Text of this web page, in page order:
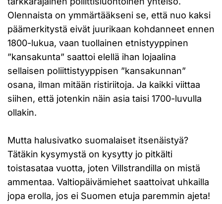
Olennaista on ymmärtääkseni se, että nuo kaksi
päämerkitystä eivät juurikaan kohdanneet ennen
1800-lukua, vaan tuollainen etnistyyppinen
”kansakunta” saattoi elellä ihan lojaalina
sellaisen poliittistyyppisen ”kansakunnan”
osana, ilman mitään ristiriitoja. Ja kaikki viittaa
siihen, että jotenkin näin asia taisi 1700-luvulla
ollakin.
Mutta halusivatko suomalaiset itsenäistyä?
Tätäkin kysymystä on kysytty jo pitkälti
toistasataa vuotta, joten Villstrandilla on mistä
ammentaa. Valtiopäivämiehet saattoivat uhkailla
jopa erolla, jos ei Suomen etuja paremmin ajeta!